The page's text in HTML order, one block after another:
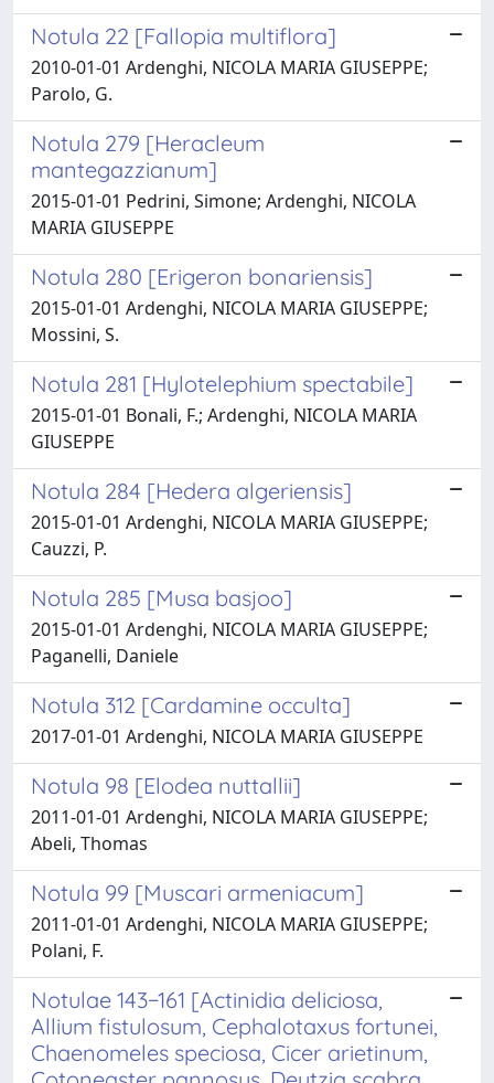
Notula 22 [Fallopia multiflora]
2010-01-01 Ardenghi, NICOLA MARIA GIUSEPPE;
Parolo, G.
Notula 279 [Heracleum
mantegazzianum]
2015-01-01 Pedrini, Simone; Ardenghi, NICOLA
MARIA GIUSEPPE
Notula 280 [Erigeron bonariensis]
2015-01-01 Ardenghi, NICOLA MARIA GIUSEPPE;
Mossini, S.
Notula 281 [Hylotelephium spectabile]
2015-01-01 Bonali, F.; Ardenghi, NICOLA MARIA
GIUSEPPE
Notula 284 [Hedera algeriensis]
2015-01-01 Ardenghi, NICOLA MARIA GIUSEPPE;
Cauzzi, P.
Notula 285 [Musa basjoo]
2015-01-01 Ardenghi, NICOLA MARIA GIUSEPPE;
Paganelli, Daniele
Notula 312 [Cardamine occulta]
2017-01-01 Ardenghi, NICOLA MARIA GIUSEPPE
Notula 98 [Elodea nuttallii]
2011-01-01 Ardenghi, NICOLA MARIA GIUSEPPE;
Abeli, Thomas
Notula 99 [Muscari armeniacum]
2011-01-01 Ardenghi, NICOLA MARIA GIUSEPPE;
Polani, F.
Notulae 143−161 [Actinidia deliciosa,
Allium fistulosum, Cephalotaxus fortunei,
Chaenomeles speciosa, Cicer arietinum,